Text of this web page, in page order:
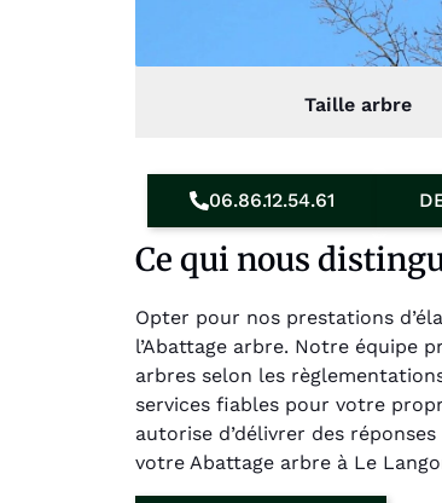
Taille arbre
06.86.12.54.61
Ce qui nous
Opter pour nos prestations
l’Abattage arbre. Notre équipe
arbres selon les
services fiables pour votre
autorise d’délivrer des
votre Abattage arbre à Le